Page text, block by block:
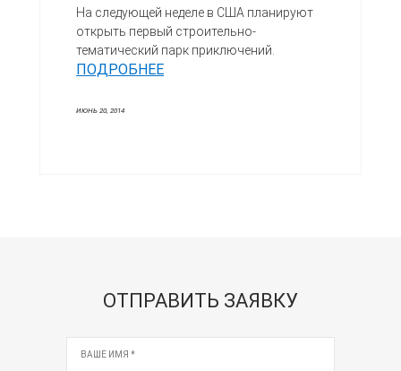
На следующей неделе в США планируют
открыть первый строительно-
тематический парк приключений.
ПОДРОБНЕЕ
ИЮНЬ 20, 2014
ОТПРАВИТЬ ЗАЯВКУ